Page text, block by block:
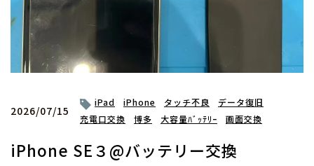
2026/07/15
iPad iPhone タッチ不良
データ復旧
充電口交換
博多 大容量ﾊﾞｯﾃﾘｰ 画面交換
iPhone SE３@バッテリー交換